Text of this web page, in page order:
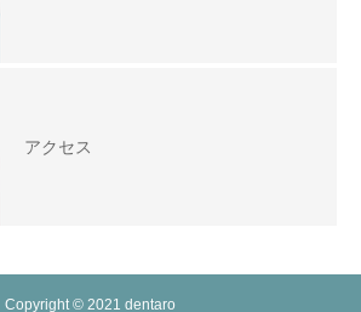
アクセス
Copyright © 2021 dentaro